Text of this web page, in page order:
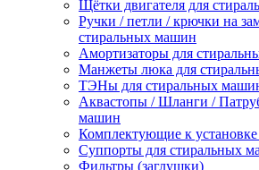
Щётки двигателя для
Ручки / петли / крючки на
стиральных машин
Амортизаторы для
Манжеты люка для
ТЭНы для стиральных
Аквастопы / Шланги /
машин
Комплектующие к
Суппорты для стиральных
Фильтры (заглушки)